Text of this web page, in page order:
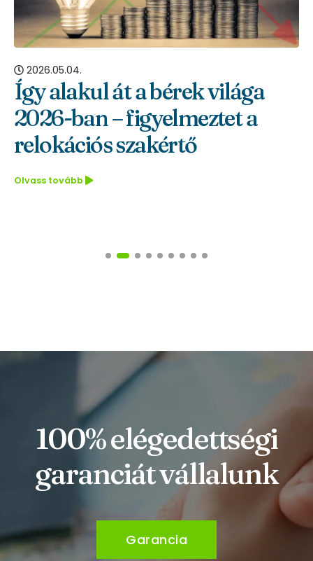
2026.05.04.
Így alakul át a bérek világa
2026-ban – figyelmeztet a
relokációs szakértő
Olvass tovább
100% elégedettségi
garanciát vállalunk
Garancia